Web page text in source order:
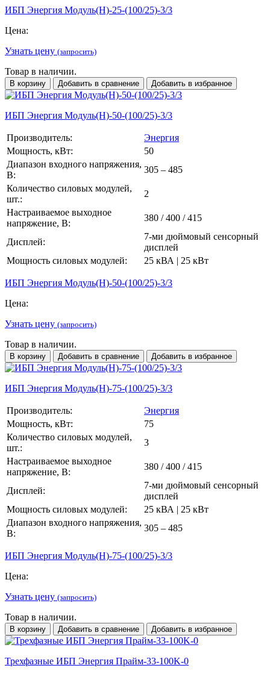
ИБП Энергия Модуль(H)-25-(100/25)-3/3
Цена:
Узнать цену (запросить)
Товар в наличии.
В корзину Добавить в сравнение Добавить в избранное
ИБП Энергия Модуль(H)-50-(100/25)-3/3
Производитель:
Энергия
Мощность, кВт:
50
Диапазон входного напряжения,
В:
305 – 485
Количество силовых модулей,
шт.:
2
Настраиваемое выходное
напряжение, В:
380 / 400 / 415
Дисплей:
7-ми дюймовый сенсорный
дисплей
Мощность силовых модулей:
25 кВА | 25 кВт
ИБП Энергия Модуль(H)-50-(100/25)-3/3
Цена:
Узнать цену (запросить)
Товар в наличии.
В корзину Добавить в сравнение Добавить в избранное
ИБП Энергия Модуль(H)-75-(100/25)-3/3
Производитель:
Энергия
Мощность, кВт:
75
Количество силовых модулей,
шт.:
3
Настраиваемое выходное
напряжение, В:
380 / 400 / 415
Дисплей:
7-ми дюймовый сенсорный
дисплей
Мощность силовых модулей:
25 кВА | 25 кВт
Диапазон входного напряжения,
В:
305 – 485
ИБП Энергия Модуль(H)-75-(100/25)-3/3
Цена:
Узнать цену (запросить)
Товар в наличии.
В корзину Добавить в сравнение Добавить в избранное
Трехфазные ИБП Энергия Прайм-33-100K-0